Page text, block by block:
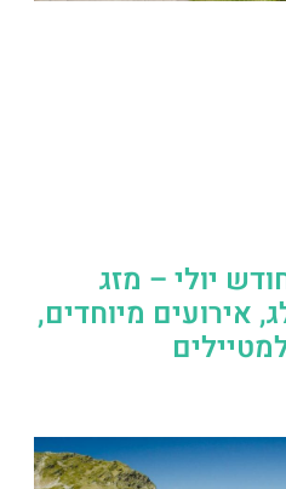
יולי – מזג
אירועים מיוחדים,